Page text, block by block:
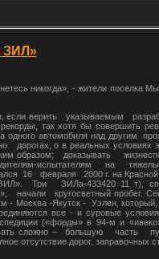
ЗИЛ»
никогда», - жители поселка
если верить указываемым
так хотя бы совершить
одного автомобиля над другим
дорогах, о в реальных условиях
образом; доказывать
испытателям на
16 февраля 2000 г. на Красной
Три ЗИЛа-433420 11 т),
начали кругосветный пробег.
- Москва -Якутск - Уэлен,
все - и суровые условия
(«форды» в 94-м и
сложно – большую часть
отсутствие дорог, заправочных